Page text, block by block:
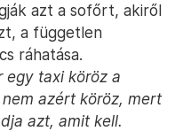
azt a sofőrt, akiről
a független
ráhatása.
egy taxi köröz a
azért köröz, mert
azt, amit kell.